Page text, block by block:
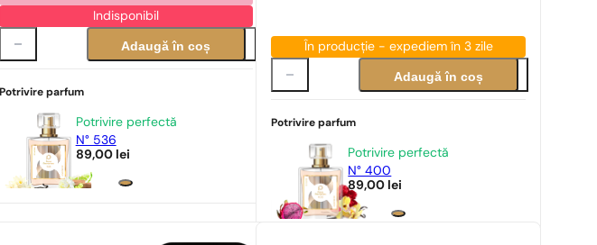
Indisponibil
Adaugă în coș
Potrivire parfum
Potrivire perfectă
N° 536
89,00 lei
În producție - expediem în 3 zile
Adaugă în coș
Potrivire parfum
Potrivire perfectă
N° 400
89,00 lei